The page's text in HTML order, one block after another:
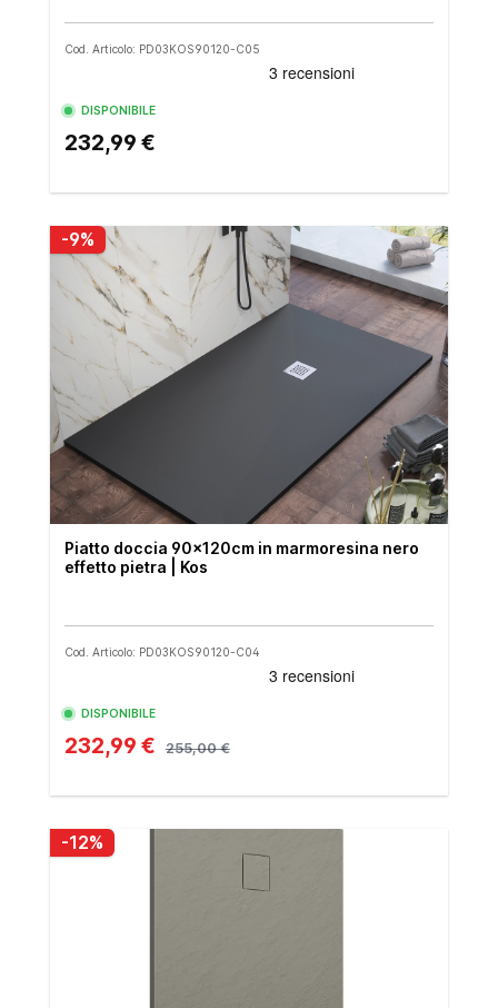
Cod. Articolo: PD03KOS90120-C05
DISPONIBILE
232,99 €
-9%
Piatto doccia 90x120cm in marmoresina nero
effetto pietra | Kos
Cod. Articolo: PD03KOS90120-C04
DISPONIBILE
232,99 € 255,00 €
-12%